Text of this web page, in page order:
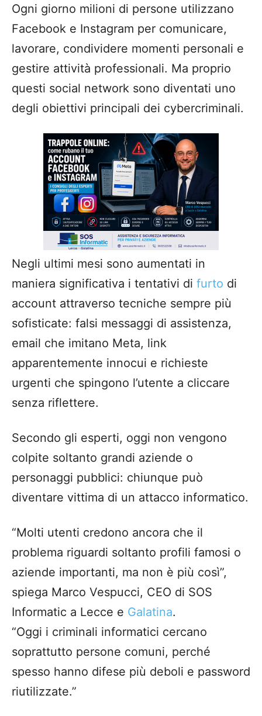
Ogni giorno milioni di persone utilizzano
Facebook e Instagram per comunicare,
lavorare, condividere momenti personali e
gestire attività professionali. Ma proprio
questi social network sono diventati uno
degli obiettivi principali dei cybercriminali.
Negli ultimi mesi sono aumentati in
maniera significativa i tentativi di furto di
account attraverso tecniche sempre più
sofisticate: falsi messaggi di assistenza,
email che imitano Meta, link
apparentemente innocui e richieste
urgenti che spingono l’utente a cliccare
senza riflettere.
Secondo gli esperti, oggi non vengono
colpite soltanto grandi aziende o
personaggi pubblici: chiunque può
diventare vittima di un attacco informatico.
“Molti utenti credono ancora che il
problema riguardi soltanto profili famosi o
aziende importanti, ma non è più così”,
spiega Marco Vespucci, CEO di SOS
Informatic a Lecce e Galatina.
“Oggi i criminali informatici cercano
soprattutto persone comuni, perché
spesso hanno difese più deboli e password
riutilizzate.”